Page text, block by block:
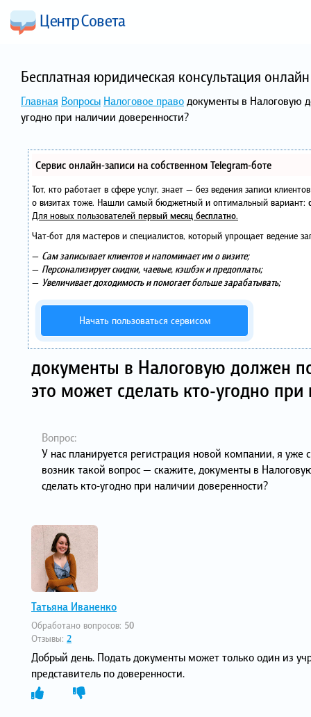
Бесплатная юридическая консультация
Главная Вопросы Налоговое праводокументы в Налоговую
угодно при наличии доверенности?
Сервис онлайн-записи на собственном Telegram-боте
Тот, кто работает в сфере услуг, знает — без ведения записи
о визитах тоже. Нашли самый бюджетный и оптимальный вариант:
Для новых пользователей первый месяц бесплатно.
Чат-бот для мастеров и специалистов, который упрощает ведение
— Сам записывает клиентов и напоминает им о визите;
— Персонализирует скидки, чаевые, кэшбэк и предоплаты;
— Увеличивает доходимость и помогает больше зарабатывать;
Начать пользоваться сервисом
документы в Налоговую должен
это может сделать кто-угодно
Вопрос:
У нас планируется регистрация новой компании, я
возник такой вопрос — скажите, документы в
сделать кто-угодно при наличии доверенности?
Татьяна Иваненко
Обработано вопросов: 50
Отзывы: 2
Добрый день. Подать документы может только один из
представитель по доверенности.